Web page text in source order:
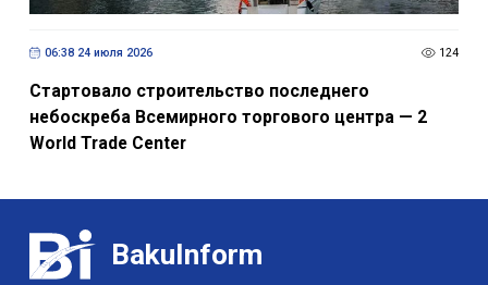
06:38 24 июля 2026 124
Стартовало строительство последнего
небоскреба Всемирного торгового центра — 2
World Trade Center
BakuInform